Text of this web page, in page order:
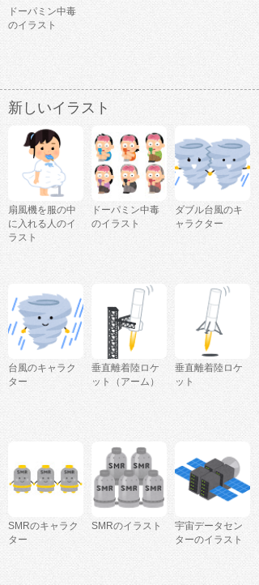
ドーパミン中毒
のイラスト
新しいイラスト
扇風機を服の中
に入れる人のイ
ラスト
ドーパミン中毒
のイラスト
ダブル台風のキ
ャラクター
台風のキャラク
ター
垂直離着陸ロケ
ット（アーム）
垂直離着陸ロケ
ット
SMRのキャラク
ター
SMRのイラスト
宇宙データセン
ターのイラスト